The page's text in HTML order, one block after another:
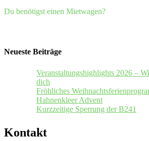
Du benötigst einen Mietwagen?
Neueste Beiträge
Veranstaltungshighlights 2026 –
dich
Fröhliches
Hahnenkleer Advent
Kurzzeitige Sperrung der B241
Kontakt